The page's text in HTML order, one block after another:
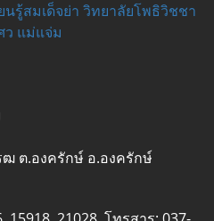
นรู้สมเด็จย่า วิทยาลัยโพธิวิชชา
ว แม่แจ่ม
ต.องครักษ์ อ.องครักษ์